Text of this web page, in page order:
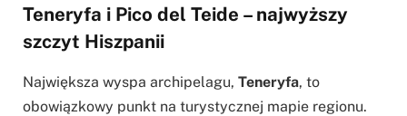
Teneryfa i Pico del Teide – najwyższy
szczyt Hiszpanii
Największa wyspa archipelagu, Teneryfa, to
obowiązkowy punkt na turystycznej mapie regionu.